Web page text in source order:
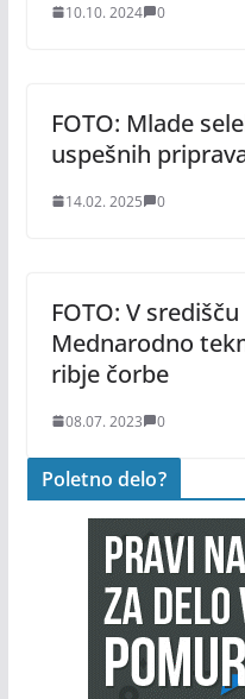
10.10. 2024 0
FOTO: Mlade
uspešnih
14.02. 2025 0
FOTO: V
Mednarodno
ribje čorbe
08.07. 2023 0
Poletno delo?